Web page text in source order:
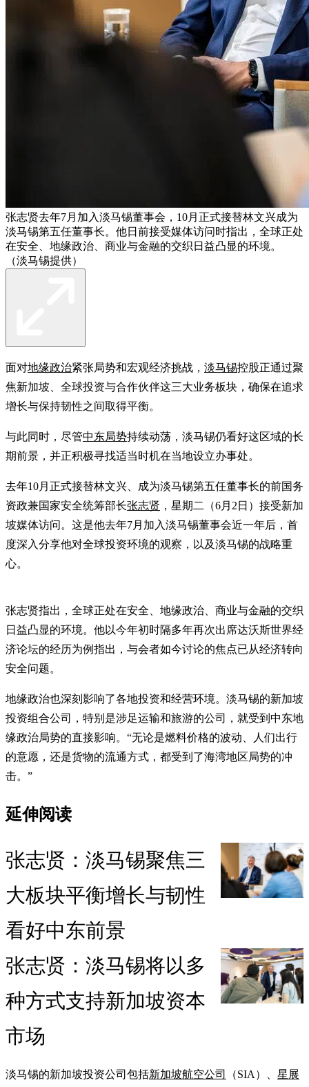
张志贤去年7月加入淡马锡董事会，10月正式接替林文兴成为
淡马锡第五任董事长。他日前接受媒体访问时指出，全球正处
在安全、地缘政治、商业与金融的交织日益凸显的环境。
（淡马锡提供）
面对地缘政治紧张局势和宏观经济挑战， 淡马锡控股正通过聚
焦新加坡、全球投资与合作伙伴这三大业务板块，确保在追求
增长与保持韧性之间取得平衡。
与此同时，尽管中东局势持续动荡，淡马锡仍看好这区域的长
期前景，并正积极寻找适当时机在当地设立办事处。
去年10月正式接替林文兴、成为淡马锡第五任董事长的前国务
资政兼国家安全统筹部长张志贤 ，星期二（6月2日）接受新加
坡媒体访问。这是他去年7月加入淡马锡董事会近一年后，首
度深入分享他对全球投资环境的观察，以及淡马锡的战略重
心。
张志贤指出，全球正处在安全、地缘政治、商业与金融的交织
日益凸显的环境。他以今年初时隔多年再次出席达沃斯世界经
济论坛的经历为例指出，与会者如今讨论的焦点已从经济转向
安全问题。
地缘政治也深刻影响了各地投资和经营环境。淡马锡的新加坡
投资组合公司，特别是涉足运输和旅游的公司，就受到中东地
缘政治局势的直接影响。“无论是燃料价格的波动、人们出行
的意愿，还是货物的流通方式，都受到了海湾地区局势的冲
击。”
延伸阅读
张志贤：淡马锡聚焦三
大板块平衡增长与韧性
看好中东前景
张志贤：淡马锡将以多
种方式支持新加坡资本
市场
淡马锡的新加坡投资公司包括新加坡航空公司 （SIA）、 星展